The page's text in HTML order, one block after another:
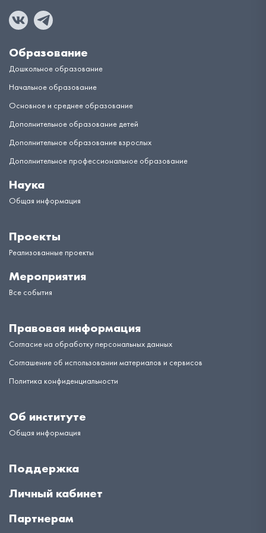
Образование
Дошкольное образование
Начальное образование
Основное и среднее образование
Дополнительное образование детей
Дополнительное образование взрослых
Дополнительное профессиональное образование
Наука
Общая информация
Проекты
Реализованные проекты
Мероприятия
Все события
Правовая информация
Согласие на обработку персональных данных
Соглашение об использовании материалов и сервисов
Политика конфиденциальности
Об институте
Общая информация
Поддержка
Личный кабинет
Партнерам